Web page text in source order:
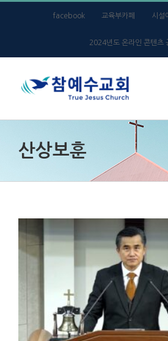
facebook 교육부카페 시설
2024년도 온라인 콘텐츠
산상보훈